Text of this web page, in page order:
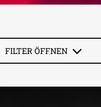
FILTER ÖFFNEN